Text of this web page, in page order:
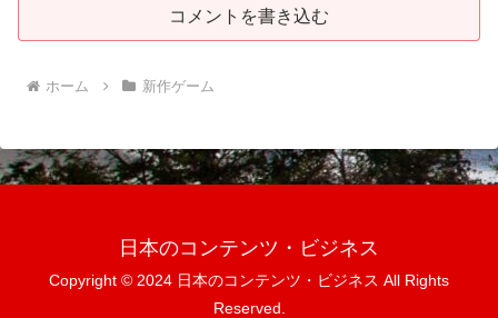
コメントを書き込む
ホーム 新作ゲーム
日本のコンテンツ・ビジネス
Copyright © 2024 日本のコンテンツ・ビジネス All Rights
Reserved.